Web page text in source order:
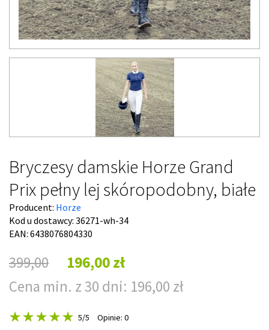
Bryczesy damskie Horze Grand
Prix pełny lej skóropodobny, białe
Producent: Horze
Kod u dostawcy: 36271-wh-34
EAN: 6438076804330
399,00
196,00 zł
Cena min. z 30 dni: 196,00 zł
5/5 Opinie: 0